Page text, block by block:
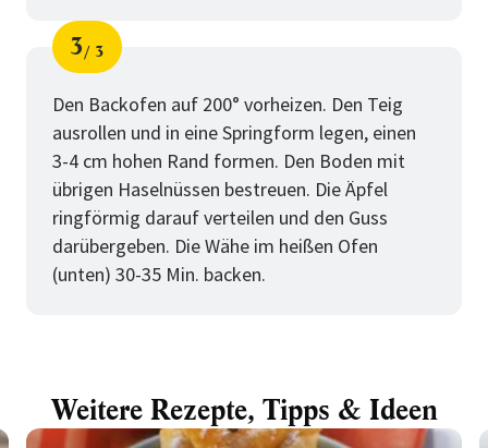
Schritt
3
von
3
Den Backofen auf 200° vorheizen. Den Teig
ausrollen und in eine Springform legen, einen
3-4 cm hohen Rand formen. Den Boden mit
übrigen Haselnüssen bestreuen. Die Äpfel
ringförmig darauf verteilen und den Guss
darübergeben. Die Wähe im heißen Ofen
(unten) 30-35 Min. backen.
Weitere Rezepte, Tipps & Ideen